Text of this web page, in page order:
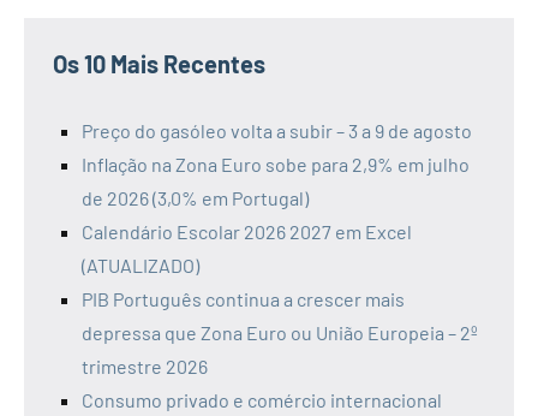
Os 10 Mais Recentes
Preço do gasóleo volta a subir – 3 a 9 de agosto
Inflação na Zona Euro sobe para 2,9% em julho
de 2026 (3,0% em Portugal)
Calendário Escolar 2026 2027 em Excel
(ATUALIZADO)
PIB Português continua a crescer mais
depressa que Zona Euro ou União Europeia – 2º
trimestre 2026
Consumo privado e comércio internacional